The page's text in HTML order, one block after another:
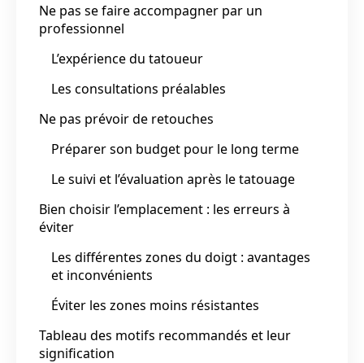
Ne pas se faire accompagner par un
professionnel
L’expérience du tatoueur
Les consultations préalables
Ne pas prévoir de retouches
Préparer son budget pour le long terme
Le suivi et l’évaluation après le tatouage
Bien choisir l’emplacement : les erreurs à
éviter
Les différentes zones du doigt : avantages
et inconvénients
Éviter les zones moins résistantes
Tableau des motifs recommandés et leur
signification